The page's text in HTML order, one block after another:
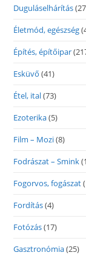
Duguláselhárítás
Életmód, egészség
Építés, építőipar
Esküvő (41)
Étel, ital(73)
Ezoterika(5)
Film – Mozi(8)
Fodrászat – Smink
Fogorvos, fogászat
Fordítás(4)
Fotózás(17)
Gasztronómia(25)